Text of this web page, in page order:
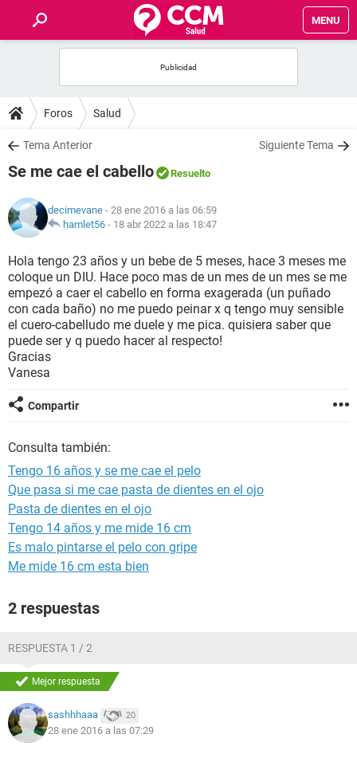
MENU
FOROS
SALUD
NUTRICIÓN
BIENESTAR
SEXUALIDAD
GLOSARIO
Foros Salud
Tema Anterior Siguiente Tema
Se me cae el cabello Resuelto
decimevane - 28 ene 2016 a las 06:59
hamlet56 - 18 abr 2022 a las 18:47
Hola tengo 23 años y un bebe de 5 meses, hace 3 meses me
coloque un DIU. Hace poco mas de un mes de un mes se me
empezó a caer el cabello en forma exagerada (un puñado
con cada baño) no me puedo peinar x q tengo muy sensible
el cuero-cabelludo me duele y me pica. quisiera saber que
puede ser y q puedo hacer al respecto!
Gracias
Vanesa
Compartir
Consulta también:
Tengo 16 años y se me cae el pelo
Que pasa si me cae pasta de dientes en el ojo
Pasta de dientes en el ojo
Tengo 14 años y me mide 16 cm
Es malo pintarse el pelo con gripe
Me mide 16 cm esta bien
2 respuestas
RESPUESTA 1 / 2
Mejor respuesta
sashhhaaa 20
28 ene 2016 a las 07:29